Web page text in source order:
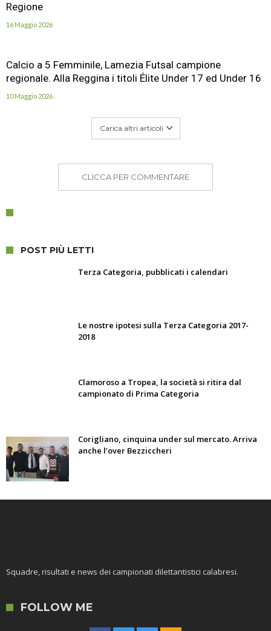
Regione
16 Maggio 2026
Calcio a 5 Femminile, Lamezia Futsal campione
regionale. Alla Reggina i titoli Élite Under 17 ed Under 16
10 Maggio 2026
Carica altri articoli
CLICCA PER COMMENTARE
POST PIÙ LETTI
Terza Categoria, pubblicati i calendari
Le nostre ipotesi sulla Terza Categoria 2017-
2018
Clamoroso a Tropea, la società si ritira dal
campionato di Prima Categoria
Corigliano, cinquina under sul mercato. Arriva
anche l’over Bezziccheri
Squadre, risultati e news dei campionati dilettantistici calabresi.
FOLLOW ME